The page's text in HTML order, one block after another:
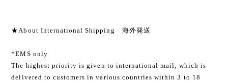
★About International Shipping 海外発送
*EMS only
The highest priority is given to international mail, which is
delivered to customers in various countries within 3 to 18